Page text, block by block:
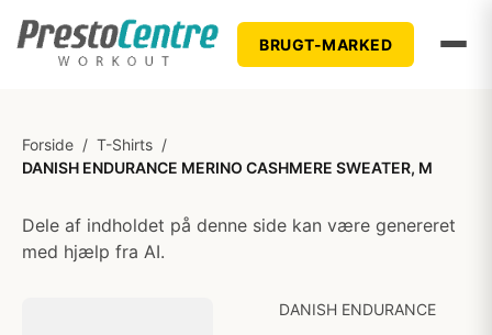
BRUGT-MARKED
Forside / T-Shirts /
DANISH ENDURANCE MERINO CASHMERE SWEATER, M
Dele af indholdet på denne side kan være genereret
med hjælp fra AI.
DANISH ENDURANCE